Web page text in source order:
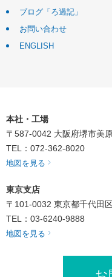
ブログ「ろ過記」
お問い合わせ
ENGLISH
本社・工場
〒587-0042 大阪府堺市美
TEL：072-362-8020
地図を見る
東京支店
〒101-0032 東京都千代田
TEL：03-6240-9888
地図を見る